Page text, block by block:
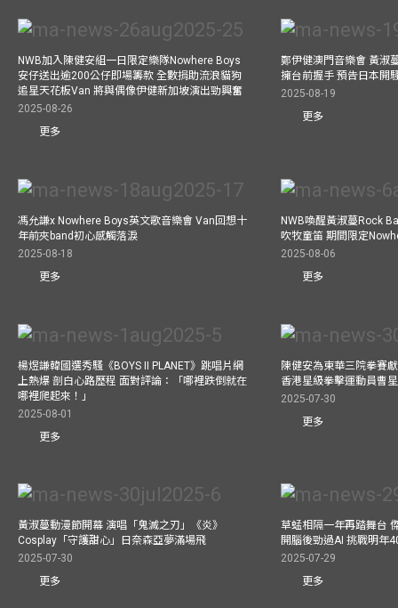
NWB加入陳健安組一日限定樂隊Nowhere Boys
安仔送出逾200公仔即場籌款 全數捐助流浪貓狗
追星天花板Van 將與偶像伊健新加坡演出勁興奮
2025-08-26
更多
鄭伊健澳門音樂會 黃淑
擁台前握手 預告日本開
2025-08-19
更多
馮允謙x Nowhere Boys英文歌音樂會 Van回想十
年前夾band初心感觸落淚
2025-08-18
更多
NWB喚醒黃淑蔓Rock
吹牧童笛 期間限定
2025-08-06
更多
楊煜謙韓國選秀騷《BOYS II PLANET》跳唱片網
上熱爆 剖白心路歷程 面對評論：「哪裡跌倒就在
哪裡爬起來！」
2025-08-01
更多
陳健安為東華三院拳賽
香港星級拳擊運動員曹
2025-07-30
更多
黃淑蔓動漫節開幕 演唱「鬼滅之刃」《炎》
Cosplay「守護甜心」日奈森亞夢滿場飛
2025-07-30
更多
草蜢相隔一年再踏舞台
開腦後勁過AI 挑戰明年
2025-07-29
更多